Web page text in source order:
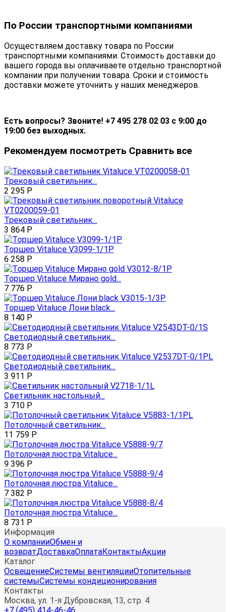
По России транспортными компаниями
Осуществляем доставку товара по России
транспортными компаниями. Стоимость доставки до
вашего города вы оплачиваете отдельно транспортной
компании при получении товара. Сроки и стоимость
доставки можете уточнить у наших менеджеров.
Есть вопросы? Звоните! +7 495 278 02 03 с 9:00 до
19:00 без выходных.
Рекомендуем посмотреть Сравнить все
Трековый светильник...
2 295 Р
Трековый светильник...
3 864 Р
Торшер Vitaluce V3099-1/1P
6 258 Р
Торшер Vitaluce Мирано gold...
7 776 Р
Торшер Vitaluce Лони black...
8 140 Р
Светодиодный светильник...
8 773 Р
Светодиодный светильник...
3 911 Р
Светильник настольный...
3 710 Р
Потолочный светильник...
11 759 Р
Потолочная люстра Vitaluce...
9 396 Р
Потолочная люстра Vitaluce...
7 382 Р
Потолочная люстра Vitaluce...
8 731 Р
Информация
О компанииОбмен и
возвратДоставкаОплатаКонтактыАкции
Каталог
ОсвещениеСистемы вентиляцииОтопительные
системыСистемы кондиционирования
Контакты
Москва, ул. 1-я Дубровская, 13, стр. 4
+7 (495) 414-46-46